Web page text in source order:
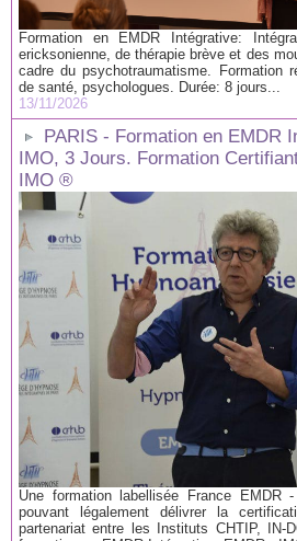
Formation en EMDR Intégrative:
ericksonienne, de thérapie brève et des
cadre du psychotraumatisme. Formation
de santé, psychologues. Durée: 8 jours...
13/11/2026
PARIS - Formation en EMDR
IMO, 3 Jours. Formation
IMO ®
Une formation labellisée France
pouvant légalement délivrer la
partenariat entre les Instituts CHTIP, IN-